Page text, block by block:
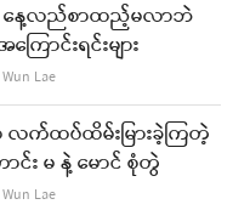
နေ့လည်စာထည့်မလာဘဲ
ောင်းရင်းများ
Author
Wun Lae
လက်ထပ်ထိမ်းမြားခဲ့ကြတဲ့
င်း မ နဲ့ မောင် စုံတွဲ
Author
Wun Lae